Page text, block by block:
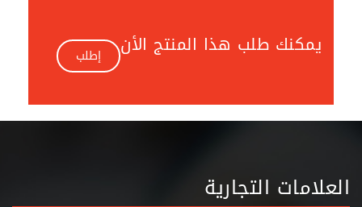
يمكنك طلب هذا المنتج الأن إطلب
العلامات التجارية